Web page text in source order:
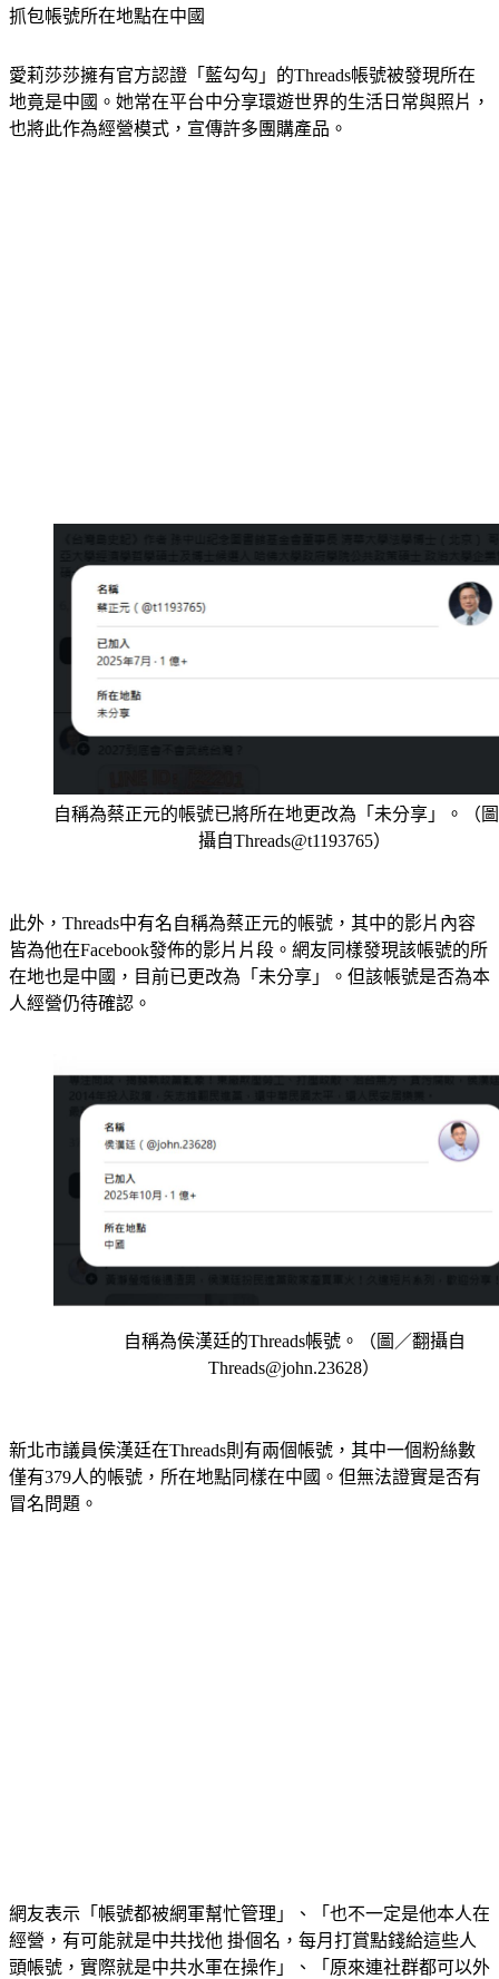
愛莉莎莎擁有官方認證「藍勾勾」的Threads帳號被發現所在
地竟是中國。她常在平台中分享環遊世界的生活日常與照片，
自稱為蔡正元的帳號已將所在地更改為「未分享」。（
此外，Threads中有名自稱為蔡正元的帳號，其中的影片內容
皆為他在Facebook發佈的影片片段。網友同樣發現該帳號的所
在地也是中國，目前已更改為「未分享」。但該帳號是否為本
自稱為侯漢廷的Threads帳號。（圖／翻攝自
新北市議員侯漢廷在Threads則有兩個帳號，其中一個粉絲數
僅有379人的帳號，所在地點同樣在中國。但無法證實是否有
網友表示「帳號都被網軍幫忙管理」、「也不一定是他本人在
經營，有可能就是中共找他 掛個名，每月打賞點錢給這些人